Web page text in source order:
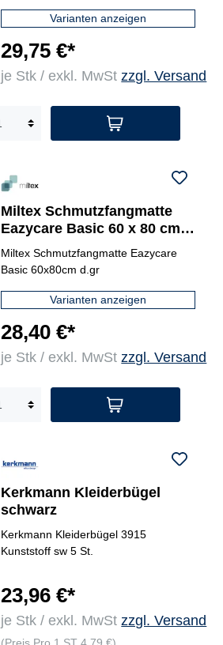
Varianten anzeigen
29,75 €*
je Stk / exkl. MwStzzgl. Versand
Miltex Schmutzfangmatte
Eazycare Basic 60 x 80 cm
(B x L)
Miltex Schmutzfangmatte Eazycare
Basic 60x80cm d.gr
Varianten anzeigen
28,40 €*
je Stk / exkl. MwStzzgl. Versand
Kerkmann Kleiderbügel
schwarz
Kerkmann Kleiderbügel 3915
Kunststoff sw 5 St.
23,96 €*
je Stk / exkl. MwStzzgl. Versand